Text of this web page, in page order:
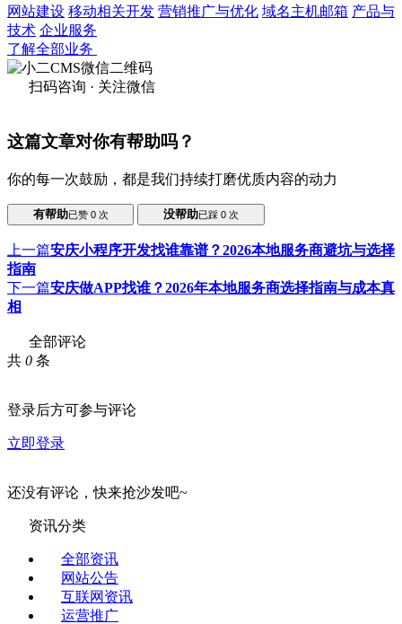
网站建设 移动相关开发 营销推广与优化 域名主机邮箱 产品与
技术 企业服务
了解全部业务
扫码咨询 · 关注微信
这篇文章对你有帮助吗？
你的每一次鼓励，都是我们持续打磨优质内容的动力
有帮助已赞 0次 没帮助已踩 0次
上一篇安庆小程序开发找谁靠谱？2026本地服务商避坑与选择
指南
下一篇安庆做APP找谁？2026年本地服务商选择指南与成本真
相
全部评论
共 0 条
登录后方可参与评论
立即登录
还没有评论，快来抢沙发吧~
资讯分类
全部资讯
网站公告
互联网资讯
运营推广